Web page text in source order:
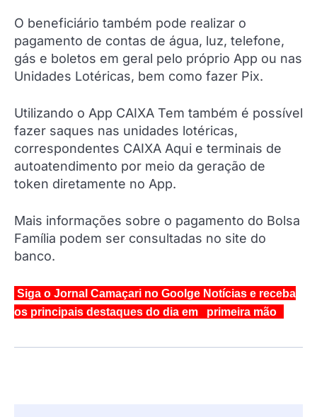
O beneficiário também pode realizar o
pagamento de contas de água, luz, telefone,
gás e boletos em geral pelo próprio App ou nas
Unidades Lotéricas, bem como fazer Pix.
Utilizando o App CAIXA Tem também é possível
fazer saques nas unidades lotéricas,
correspondentes CAIXA Aqui e terminais de
autoatendimento por meio da geração de
token diretamente no App.
Mais informações sobre o pagamento do Bolsa
Família podem ser consultadas no site do
banco.
Siga o Jornal Camaçari no Goolge Notícias e receba
os principais destaques do dia em primeira mão